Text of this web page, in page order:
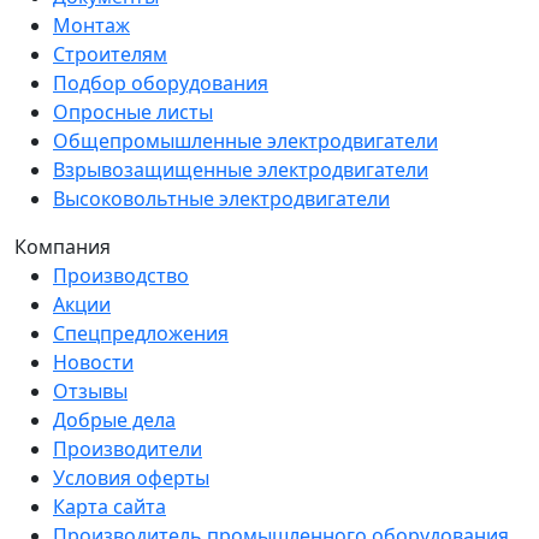
Монтаж
Строителям
Подбор оборудования
Опросные листы
Общепромышленные электродвигатели
Взрывозащищенные электродвигатели
Высоковольтные электродвигатели
Компания
Производство
Акции
Спецпредложения
Новости
Отзывы
Добрые дела
Производители
Условия оферты
Карта сайта